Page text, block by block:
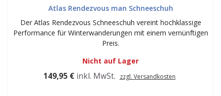
Atlas Rendezvous man Schneeschuh
Der Atlas Rendezvous Schneeschuh vereint hochklassige
Performance für Winterwanderungen mit einem vernünftigen
Preis.
Nicht auf Lager
149,95 € inkl. MwSt. zzgl. Versandkosten